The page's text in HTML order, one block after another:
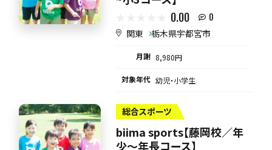
0.00 0
関東 栃木県宇都宮市
月謝 8,980円
対象年代 幼児・小学生
総合スポーツ
biima sports【藤岡校／年
少～年長コース】